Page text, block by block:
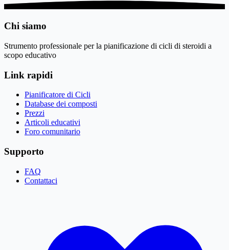
Chi siamo
Strumento professionale per la pianificazione di cicli di steroidi a
scopo educativo
Link rapidi
Pianificatore di Cicli
Database dei composti
Prezzi
Articoli educativi
Foro comunitario
Supporto
FAQ
Contattaci